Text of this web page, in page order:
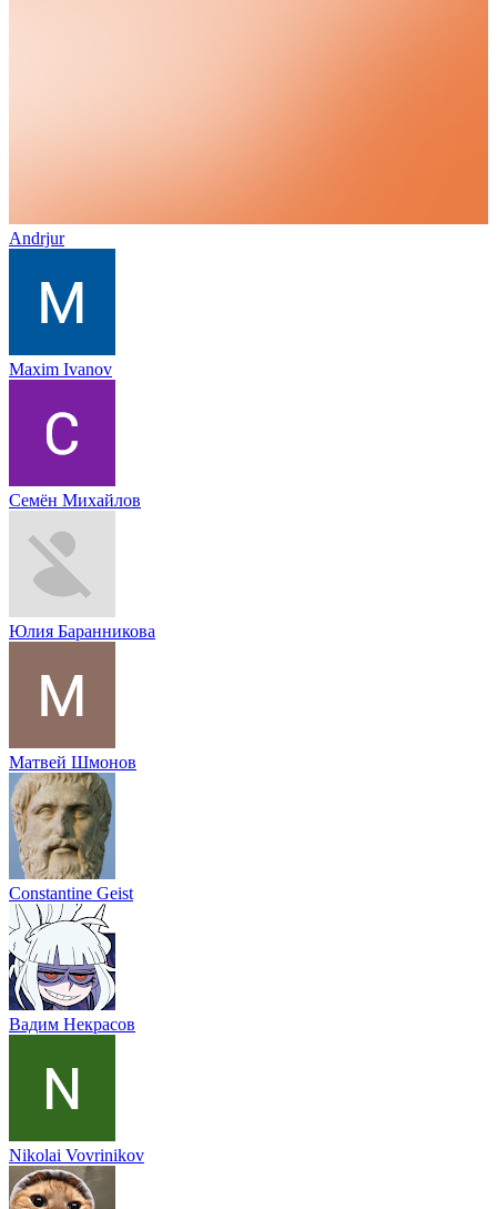
Andrjur
Maxim Ivanov
Семён Михайлов
Юлия Баранникова
Матвей Шмонов
Constantine Geist
Вадим Некрасов
Nikolai Vovrinikov